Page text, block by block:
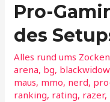
Pro-
des
Alles rund ums Zocken
arena, bg, blackwidow
maus, mmo, nerd,
ranking, rating, razer,